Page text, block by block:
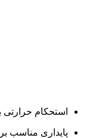
استحکام
پایداری مناسب